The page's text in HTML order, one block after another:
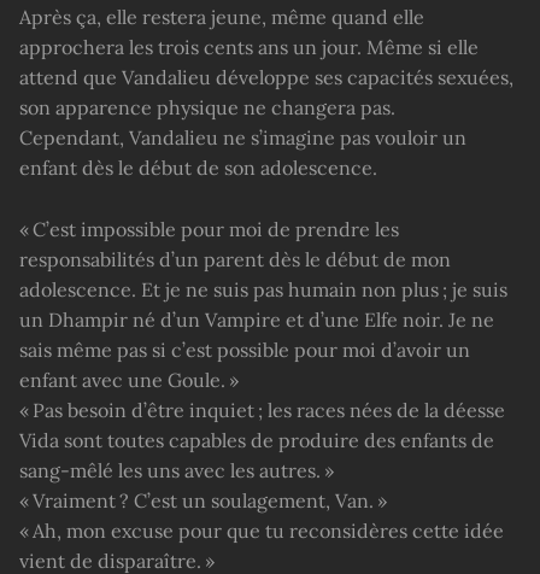
Après ça, elle restera jeune, même quand elle
approchera les trois cents ans un jour. Même si elle
attend que Vandalieu développe ses capacités sexuées,
son apparence physique ne changera pas.
Cependant, Vandalieu ne s’imagine pas vouloir un
enfant dès le début de son adolescence.
« C’est impossible pour moi de prendre les
responsabilités d’un parent dès le début de mon
adolescence. Et je ne suis pas humain non plus ; je suis
un Dhampir né d’un Vampire et d’une Elfe noir. Je ne
sais même pas si c’est possible pour moi d’avoir un
enfant avec une Goule. »
« Pas besoin d’être inquiet ; les races nées de la déesse
Vida sont toutes capables de produire des enfants de
sang-mêlé les uns avec les autres. »
« Vraiment ? C’est un soulagement, Van. »
« Ah, mon excuse pour que tu reconsidères cette idée
vient de disparaître. »